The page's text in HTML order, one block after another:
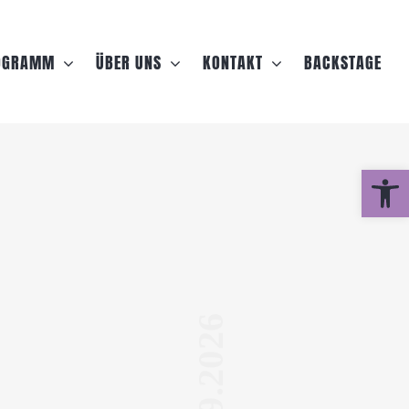
ÜBER UNS KONTAKT BACKSTAGE